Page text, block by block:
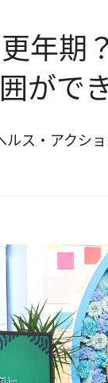
年期
がで
ルス・アクシ